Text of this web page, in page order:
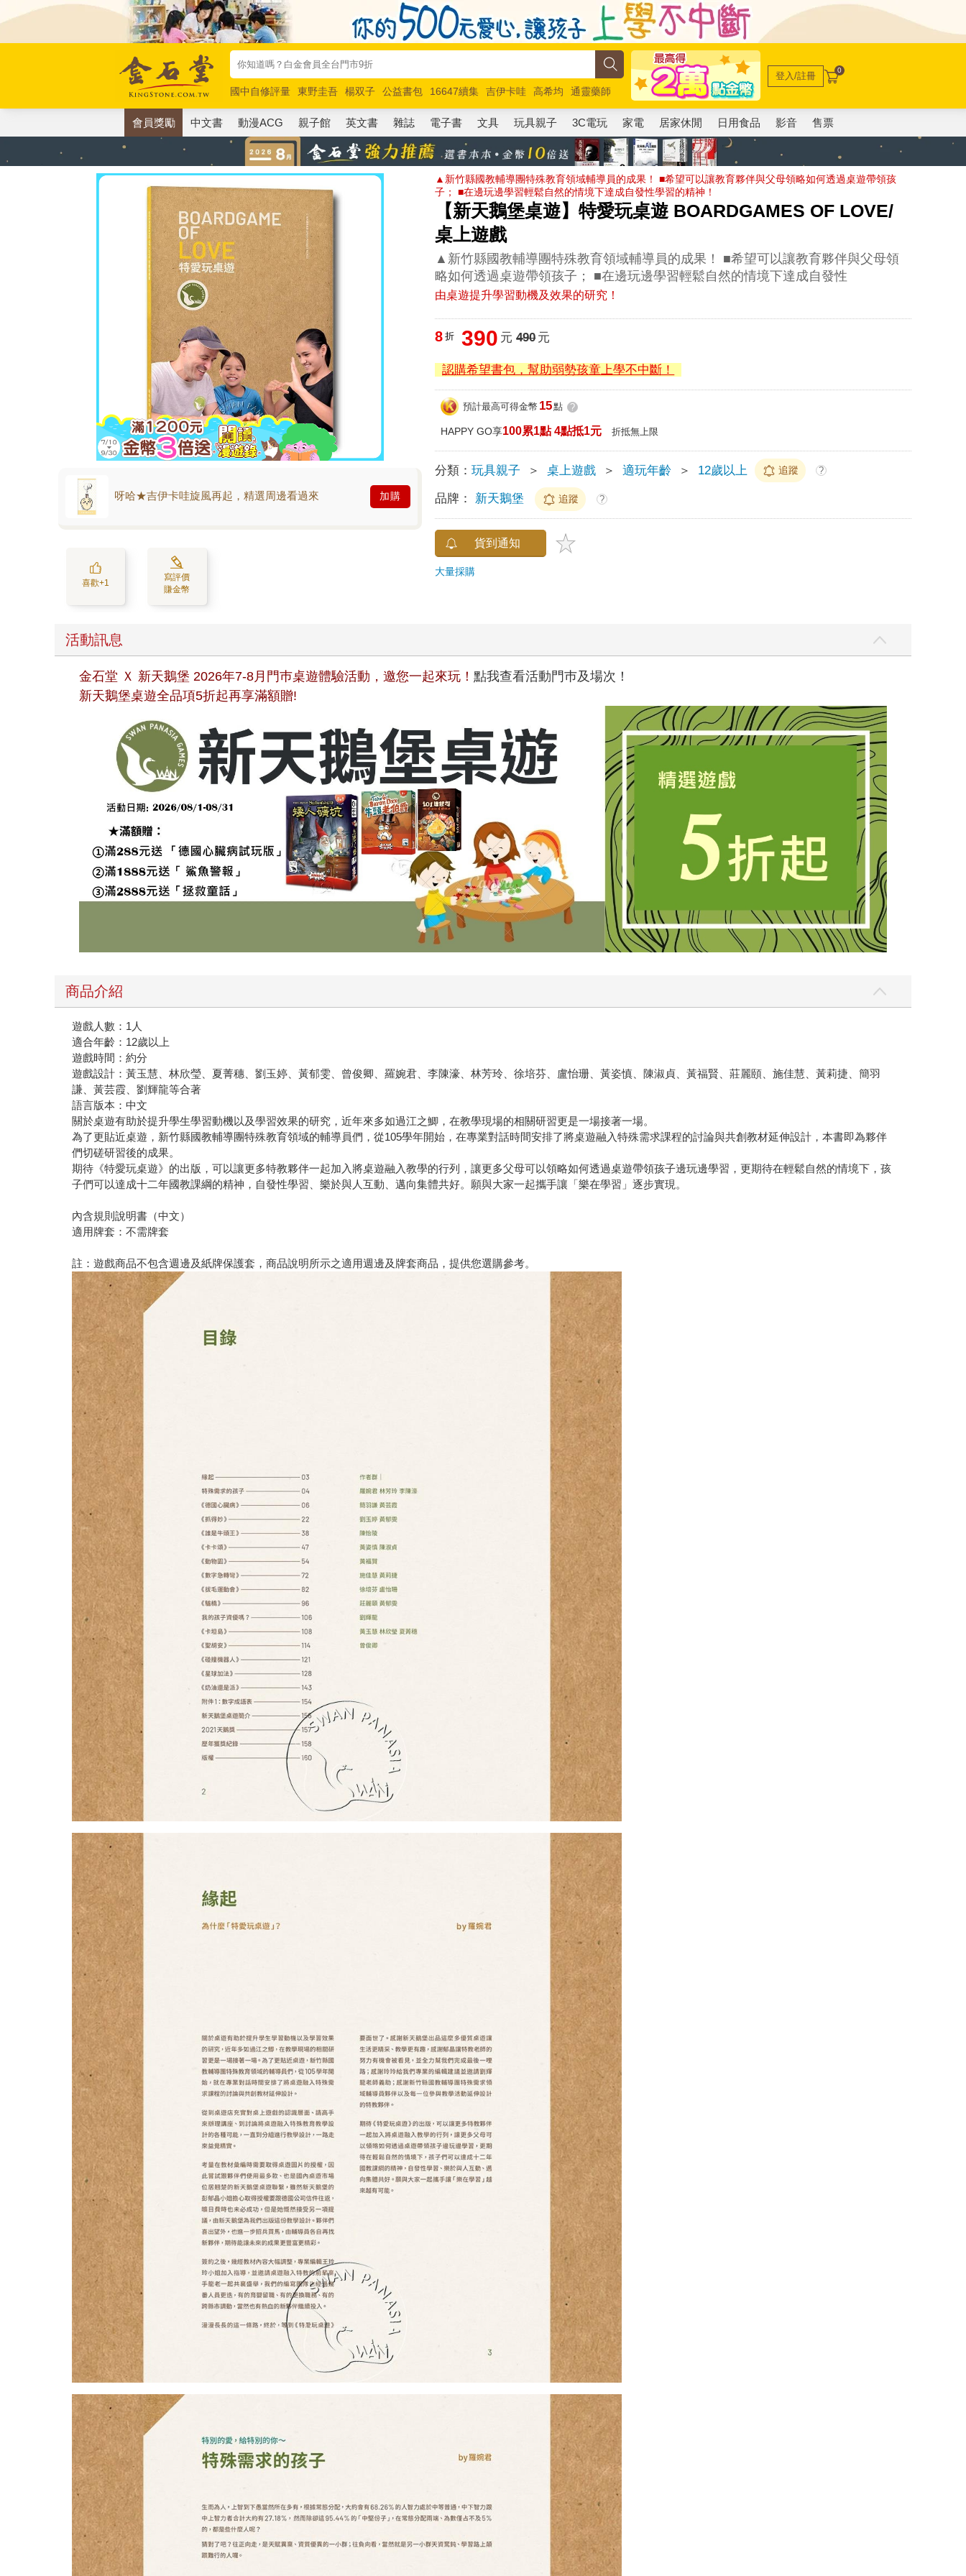
國中自修評量 東野圭吾 楊双子 公益書包 16647續集 吉伊卡哇 高希均
通靈藥師
唯紅花綻放
奧德賽 路邊攤新作 馬斯克 玩具總動員5 超慢跑
登入/註冊 0
會員獎勵 中文書 動漫ACG 親子館 英文書 雜誌 電子書 文具 玩具親子 3C電玩 家電 居家休閒 日用食品 影音 售票
▲新竹縣國教輔導團特殊教育領域輔導員的成果！ ■希望可以讓教育夥伴與父母領略如何透過桌遊帶領孩
子； ■在邊玩邊學習輕鬆自然的情境下達成自發性學習的精神！
【新天鵝堡桌遊】特愛玩桌遊 BOARDGAMES OF LOVE/
桌上遊戲
▲新竹縣國教輔導團特殊教育領域輔導員的成果！ ■希望可以讓教育夥伴與父母領
略如何透過桌遊帶領孩子； ■在邊玩邊學習輕鬆自然的情境下達成自發性
由桌遊提升學習動機及效果的研究！
呀哈★吉伊卡哇旋風再起，精選周邊看過來 加購
喜歡+1
寫評價
賺金幣
8 折 390 元 490元
認購希望書包，幫助弱勢孩童上學不中斷！
預計最高可得金幣 15點 ?
HAPPY GO享100累1點 4點抵1元 折抵無上限
分類：玩具親子 ＞ 桌上遊戲 ＞ 適玩年齡 ＞ 12歲以上 追蹤 ?
品牌： 新天鵝堡 追蹤 ?
貨到通知
大量採購
活動訊息
金石堂 Ｘ 新天鵝堡 2026年7-8月門巿桌遊體驗活動，邀您一起來玩！點我查看活動門巿及場次！
新天鵝堡桌遊全品項5折起再享滿額贈!
商品介紹
遊戲人數：1人
適合年齡：12歲以上
遊戲時間：約分
遊戲設計：黃玉慧、林欣瑩、夏菁穗、劉玉婷、黃郁雯、曾俊卿、羅婉君、李陳濠、林芳玲、徐培芬、盧怡珊、黃姿慎、陳淑貞、黃福賢、莊麗頤、施佳慧、黃莉捷、簡羽
謙、黃芸霞、劉輝龍等合著
語言版本：中文
關於桌遊有助於提升學生學習動機以及學習效果的研究，近年來多如過江之鯽，在教學現場的相關研習更是一場接著一場。
為了更貼近桌遊，新竹縣國教輔導團特殊教育領域的輔導員們，從105學年開始，在專業對話時間安排了將桌遊融入特殊需求課程的討論與共創教材延伸設計，本書即為夥伴
們切磋研習後的成果。
期待《特愛玩桌遊》的出版，可以讓更多特教夥伴一起加入將桌遊融入教學的行列，讓更多父母可以領略如何透過桌遊帶領孩子邊玩邊學習，更期待在輕鬆自然的情境下，孩
子們可以達成十二年國教課綱的精神，自發性學習、樂於與人互動、邁向集體共好。願與大家一起攜手讓「樂在學習」逐步實現。
內含規則說明書（中文）
適用牌套：不需牌套
註：遊戲商品不包含週邊及紙牌保護套，商品說明所示之適用週邊及牌套商品，提供您選購參考。